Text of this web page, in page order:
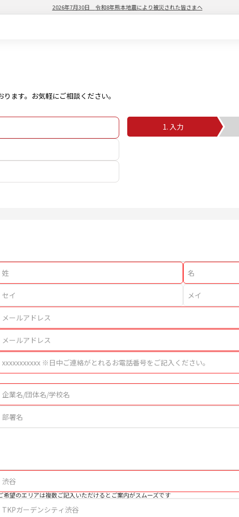
2026年7月30日 令和8年熊本地震により被災された皆さまへ
ます。お気軽にご相談ください。
1. 入力
希望のエリアは複数ご記入いただけるとご案内がスムーズです